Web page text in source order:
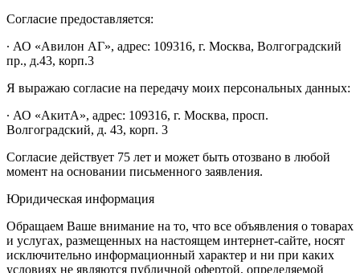
Согласие предоставляется:
∙ АО «Авилон АГ», адрес: 109316, г. Москва, Волгоградский
пр., д.43, корп.3
Я выражаю согласие на передачу моих персональных данных:
∙ АО «АкитА», адрес: 109316, г. Москва, просп.
Волгоградский, д. 43, корп. 3
Согласие действует 75 лет и может быть отозвано в любой
момент на основании письменного заявления.
Юридическая информация
Обращаем Ваше внимание на то, что все объявления о товарах
и услугах, размещенных на настоящем интернет-сайте, носят
исключительно информационный характер и ни при каких
условиях не являются публичной офертой, определяемой